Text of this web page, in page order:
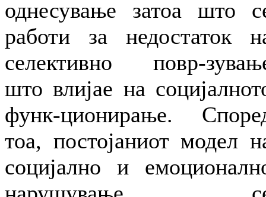
однесување затоа што
работи за недостаток
селективно повр-
што влијае на
функ-ционирање.
тоа, постојаниот модел
социјално и